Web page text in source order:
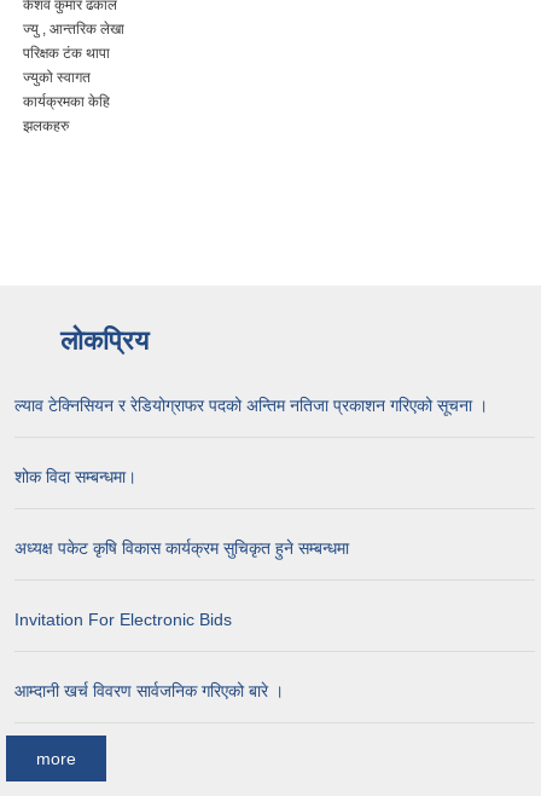
केशव कुमार ढकाल
ज्यु , आन्तरिक लेखा
परिक्षक टंक थापा
ज्युको स्वागत
कार्यक्रमका केहि
झलकहरु
लोकप्रिय
ल्याव टेक्निसियन र रेडियोग्राफर पदको अन्तिम नतिजा प्रकाशन गरिएको सूचना ।
शोक विदा सम्बन्धमा।
अध्यक्ष पकेट कृषि विकास कार्यक्रम सुचिकृत हुने सम्बन्धमा
Invitation For Electronic Bids
आम्दानी खर्च विवरण सार्वजनिक गरिएको बारे ।
more